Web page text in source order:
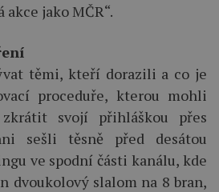
jako MČR“.
těmi, kteří dorazili a co je
proceduře, kterou mohli
svojí přihláškou přes
sešli těsně před desátou
ve spodní části kanálu, kde
dvoukolový slalom na 8 bran,